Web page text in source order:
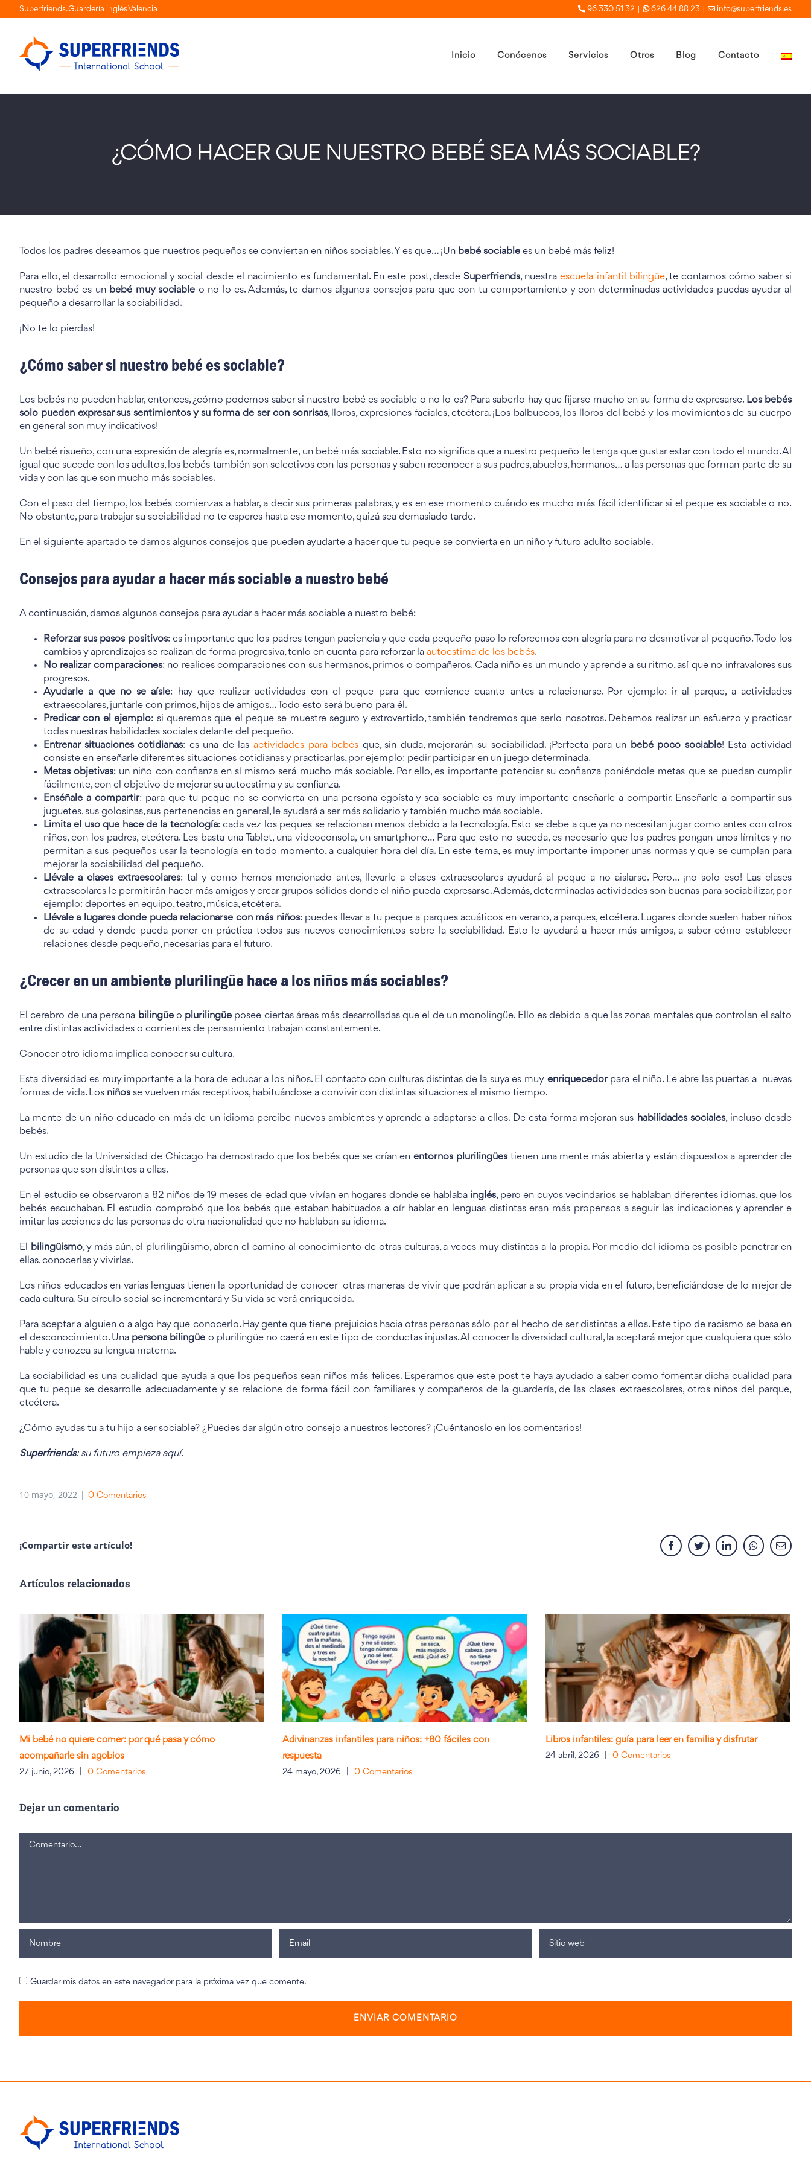
content
Superfriends. Guardería inglés Valencia 96 330 51 32 | 626 44 88 23 | info@superfriends.es
Inicio Conócenos Servicios Otros Blog Contacto
¿CÓMO HACER QUE NUESTRO BEBÉ SEA MÁS SOCIABLE?
Todos los padres deseamos que nuestros pequeños se conviertan en niños sociables. Y es que… ¡Un bebé sociable es un bebé más feliz!
Para ello, el desarrollo emocional y social desde el nacimiento es fundamental. En este post, desdeSuperfriends, nuestraescuela infantil bilingüe, te contamos cómo saber si
nuestro bebé es un bebé muy sociable o no lo es. Además, te damos algunos consejos para que con tu comportamiento y con determinadas actividades puedas ayudar al
pequeño a desarrollar la sociabilidad.
¡No te lo pierdas!
¿Cómo saber si nuestro bebé es sociable?
Los bebés no pueden hablar, entonces, ¿cómo podemos saber si nuestro bebé es sociable o no lo es? Para saberlo hay que fijarse mucho en su forma de expresarse. Los bebés
solo pueden expresar sus sentimientos y su forma de ser con sonrisas, lloros, expresiones faciales, etcétera. ¡Los balbuceos, los lloros del bebé y los movimientos de su cuerpo
en general son muy indicativos!
Un bebé risueño, con una expresión de alegría es, normalmente, un bebé más sociable. Esto no significa que a nuestro pequeño le tenga que gustar estar con todo el mundo. Al
igual que sucede con los adultos, los bebés también son selectivos con las personas y saben reconocer a sus padres, abuelos, hermanos… a las personas que forman parte de su
vida y con las que son mucho más sociables.
Con el paso del tiempo, los bebés comienzas a hablar, a decir sus primeras palabras, y es en ese momento cuándo es mucho más fácil identificar si el peque es sociable o no.
No obstante, para trabajar su sociabilidad no te esperes hasta ese momento, quizá sea demasiado tarde.
En el siguiente apartado te damos algunos consejos que pueden ayudarte a hacer que tu peque se convierta en un niño y futuro adulto sociable.
Consejos para ayudar a hacer más sociable a nuestro bebé
A continuación, damos algunos consejos para ayudar a hacer más sociable a nuestro bebé:
Reforzar sus pasos positivos: es importante que los padres tengan paciencia y que cada pequeño paso lo reforcemos con alegría para no desmotivar al pequeño. Todo los
cambios y aprendizajes se realizan de forma progresiva, tenlo en cuenta para reforzar la autoestima de los bebés.
No realizar comparaciones: no realices comparaciones con sus hermanos, primos o compañeros. Cada niño es un mundo y aprende a su ritmo, así que no infravalores sus
progresos.
Ayudarle a que no se aísle: hay que realizar actividades con el peque para que comience cuanto antes a relacionarse. Por ejemplo: ir al parque, a actividades
extraescolares, juntarle con primos, hijos de amigos… Todo esto será bueno para él.
Predicar con el ejemplo: si queremos que el peque se muestre seguro y extrovertido, también tendremos que serlo nosotros. Debemos realizar un esfuerzo y practicar
todas nuestras habilidades sociales delante del pequeño.
Entrenar situaciones cotidianas: es una de las actividades para bebés que, sin duda, mejorarán su sociabilidad. ¡Perfecta para un bebé poco sociable! Esta actividad
consiste en enseñarle diferentes situaciones cotidianas y practicarlas, por ejemplo: pedir participar en un juego determinada.
Metas objetivas: un niño con confianza en sí mismo será mucho más sociable. Por ello, es importante potenciar su confianza poniéndole metas que se puedan cumplir
fácilmente, con el objetivo de mejorar su autoestima y su confianza.
Enséñale a compartir: para que tu peque no se convierta en una persona egoísta y sea sociable es muy importante enseñarle a compartir. Enseñarle a compartir sus
juguetes, sus golosinas, sus pertenencias en general, le ayudará a ser más solidario y también mucho más sociable.
Limita el uso que hace de la tecnología: cada vez los peques se relacionan menos debido a la tecnología. Esto se debe a que ya no necesitan jugar como antes con otros
niños, con los padres, etcétera. Les basta una Tablet, una videoconsola, un smartphone… Para que esto no suceda, es necesario que los padres pongan unos límites y no
permitan a sus pequeños usar la tecnología en todo momento, a cualquier hora del día. En este tema, es muy importante imponer unas normas y que se cumplan para
mejorar la sociabilidad del pequeño.
Llévale a clases extraescolares: tal y como hemos mencionado antes, llevarle a clases extraescolares ayudará al peque a no aislarse. Pero… ¡no solo eso! Las clases
extraescolares le permitirán hacer más amigos y crear grupos sólidos donde el niño pueda expresarse. Además, determinadas actividades son buenas para sociabilizar, por
ejemplo: deportes en equipo, teatro, música, etcétera.
Llévale a lugares donde pueda relacionarse con más niños: puedes llevar a tu peque a parques acuáticos en verano, a parques, etcétera. Lugares donde suelen haber niños
de su edad y donde pueda poner en práctica todos sus nuevos conocimientos sobre la sociabilidad. Esto le ayudará a hacer más amigos, a saber cómo establecer
relaciones desde pequeño, necesarias para el futuro.
¿Crecer en un ambiente plurilingüe hace a los niños más sociables?
El cerebro de una persona bilingüeo plurilingüe posee ciertas áreas más desarrolladas que el de un monolingüe. Ello es debido a que las zonas mentales que controlan el salto
entre distintas actividades o corrientes de pensamiento trabajan constantemente.
Conocer otro idioma implica conocer su cultura.
Esta diversidad es muy importante a la hora de educar a los niños. El contacto con culturas distintas de la suya es muy enriquecedorpara el niño. Le abre las puertas a nuevas
formas de vida. Los niñosse vuelven más receptivos, habituándose a convivir con distintas situaciones al mismo tiempo.
La mente de un niño educado en más de un idioma percibe nuevos ambientes y aprende a adaptarse a ellos. De esta forma mejoran sus habilidades sociales, incluso desde
bebés.
Un estudio de la Universidad de Chicago ha demostrado que los bebés que se crían enentornos plurilingüestienen una mente más abierta y están dispuestos a aprender de
personas que son distintos a ellas.
En el estudio se observaron a 82 niños de 19 meses de edad que vivían en hogares donde se hablaba inglés, pero en cuyos vecindarios se hablaban diferentes idiomas, que los
bebés escuchaban. El estudio comprobó que los bebés que estaban habituados a oír hablar en lenguas distintas eran más propensos a seguir las indicaciones y aprender e
imitar las acciones de las personas de otra nacionalidad que no hablaban su idioma.
El bilingüismo, y más aún, el plurilingüismo, abren el camino al conocimiento de otras culturas, a veces muy distintas a la propia. Por medio del idioma es posible penetrar en
ellas, conocerlas y vivirlas.
Los niños educados en varias lenguas tienen la oportunidad de conocer otras maneras de vivir que podrán aplicar a su propia vida en el futuro, beneficiándose de lo mejor de
cada cultura. Su círculo social se incrementará y Su vida se verá enriquecida.
Para aceptar a alguien o a algo hay que conocerlo. Hay gente que tiene prejuicios hacia otras personas sólo por el hecho de ser distintas a ellos. Este tipo de racismo se basa en
el desconocimiento. Una persona bilingüe o plurilingüe no caerá en este tipo de conductas injustas. Al conocer la diversidad cultural, la aceptará mejor que cualquiera que sólo
hable y conozca su lengua materna.
La sociabilidad es una cualidad que ayuda a que los pequeños sean niños más felices. Esperamos que este post te haya ayudado a saber como fomentar dicha cualidad para
que tu peque se desarrolle adecuadamente y se relacione de forma fácil con familiares y compañeros de la guardería, de las clases extraescolares, otros niños del parque,
etcétera.
¿Cómo ayudas tu a tu hijo a ser sociable? ¿Puedes dar algún otro consejo a nuestros lectores? ¡Cuéntanoslo en los comentarios!
Superfriends: su futuro empieza aquí.
10 mayo, 2022 | 0 Comentarios
¡Compartir este artículo! FacebookTwitterLinkedInWhatsappEmail
Artículos relacionados
Mi bebé no quiere comer: por qué pasa y cómo
acompañarle sin agobios
27 junio, 2026 0 Comentarios
Adivinanzas infantiles para niños: +80 fáciles con
respuesta
24 mayo, 2026 0 Comentarios
Libros infantiles: guía para leer en familia y disfrutar
24 abril, 2026 0 Comentarios
Dejar un comentario
Comentario
Guardar mis datos en este navegador para la próxima vez que comente.